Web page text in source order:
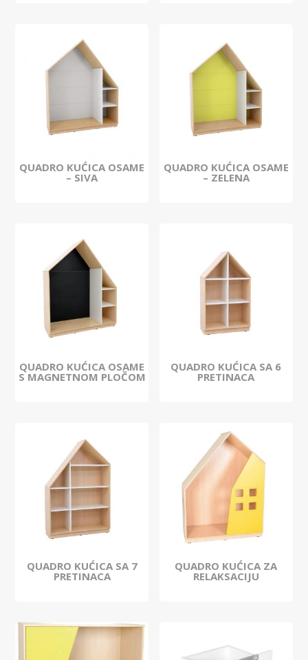
QUADRO KUĆICA OSAME
– SIVA
QUADRO KUĆICA OSAME
– ZELENA
QUADRO KUĆICA OSAME
S MAGNETNOM PLOČOM
QUADRO KUĆICA SA 6
PRETINACA
QUADRO KUĆICA SA 7
PRETINACA
QUADRO KUĆICA ZA
RELAKSACIJU